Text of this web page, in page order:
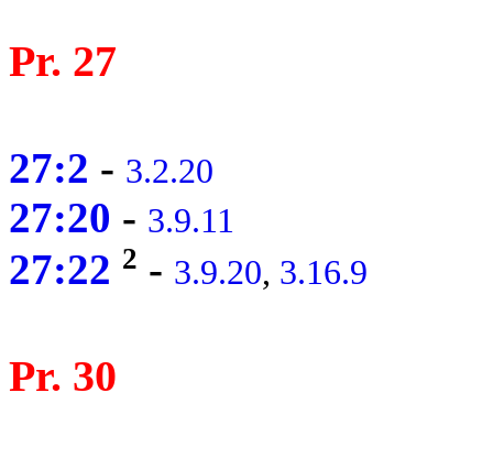
Pr. 27
27:2 - 3.2.20
27:20 - 3.9.11
27:22 2 - 3.9.20, 3.16.9
Pr. 30